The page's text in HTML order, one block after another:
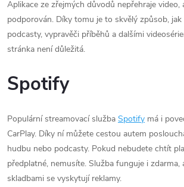
Aplikace ze zřejmých důvodů nepřehraje video,
podporován. Díky tomu je to skvělý způsob,
podcasty, vypravěči příběhů a dalšími
stránka není důležitá.
Spotify
Populární streamovací služba Spotify má i
CarPlay. Díky ní můžete cestou autem
hudbu nebo podcasty. Pokud nebudete chtít
předplatné, nemusíte. Služba funguje i zdarma,
skladbami se vyskytují reklamy.